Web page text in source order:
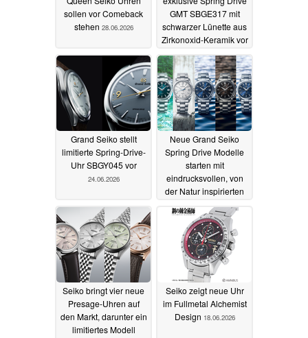
sollen vor Comeback
stehen 28.06.2026
GMT SBGE317 mit
schwarzer Lünette aus
Zirkonoxid-Keramik vor
27.06.2026
Grand Seiko stellt
limitierte Spring-Drive-
Uhr SBGY045 vor
24.06.2026
Neue Grand Seiko
Spring Drive Modelle
starten mit
eindrucksvollen, von
der Natur inspirierten
24.06.2026
Seiko bringt vier neue
Presage-Uhren auf
den Markt, darunter ein
limitiertes Modell
Seiko zeigt neue Uhr
im Fullmetal Alchemist
Design 18.06.2026